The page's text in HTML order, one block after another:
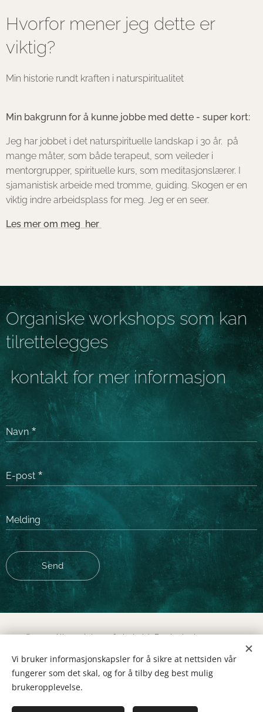
Hvorfor mener jeg dette er
viktig?
Min historie rundt kraften i naturspiritualitet
Min bakgrunn for å kunne jobbe med dette - super kort:
Jeg har jobbet i det naturspirituelle landskap i 30 år. på
mange måter, som både terapeut, som veileder i
mentorgrupper, spirituelle kurs, som meditasjonslærer. I
sjamanistisk arbeide med tromme, guiding. Skogen er en
viktig indre arbeidsplass for meg. Jeg er en seer.
Les mer om meg her
Organiske workshops som kan
tilrettelegges
kontakt for mer informasjon
Navn
E-post
Melding
Send
© 2026 Alle rettigheter forbeholdt Dorthe Leth
Klokkeråse 12 3158 Andebu Informasjonskapsler
Vi bruker informasjonskapsler for å sikre at nettsiden vår
fungerer som det skal, og for å tilby deg best mulig
brukeropplevelse.